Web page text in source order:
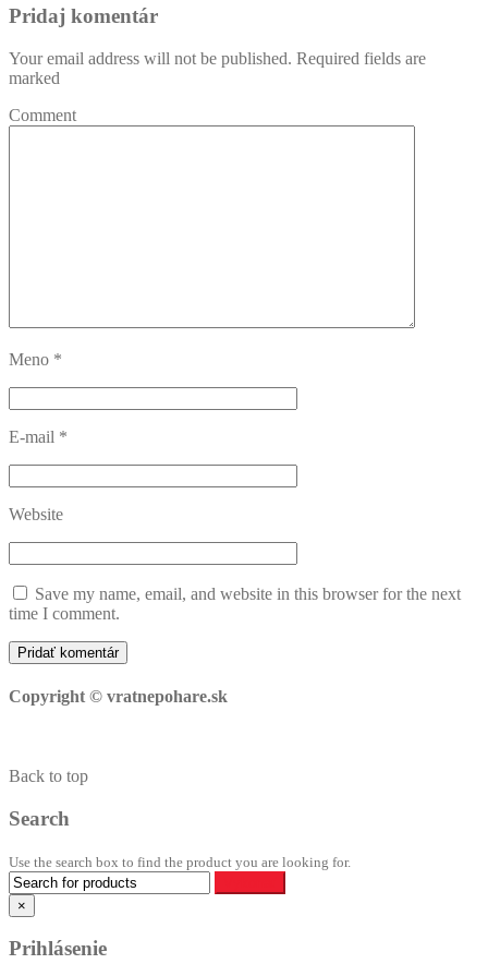
Pridaj komentár
Your email address will not be published. Required fields are
marked
Comment
Meno *
E-mail *
Website
Save my name, email, and website in this browser for the next
time I comment.
Copyright © vratnepohare.sk
Back to top
Search
Use the search box to find the product you are looking for.
×
Prihlásenie